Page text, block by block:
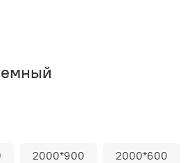
2000*900 2000*600